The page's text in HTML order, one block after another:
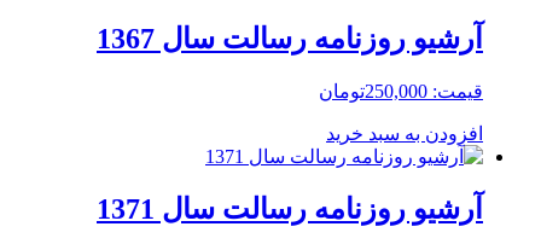
آرشیو روزنامه رسالت سال 1367
قیمت: 250,000تومان
افزودن به سبد خرید
آرشیو روزنامه رسالت سال 1371